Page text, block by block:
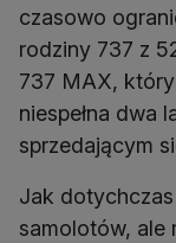
czasowo
rodziny 737 z
737 MAX,
niespełna dwa
sprzedającym
Jak
samolotów, ale